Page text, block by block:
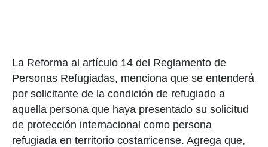
La Reforma al artículo 14 del Reglamento de
Personas Refugiadas, menciona que se entenderá
por solicitante de la condición de refugiado a
aquella persona que haya presentado su solicitud
de protección internacional como persona
refugiada en territorio costarricense. Agrega que,